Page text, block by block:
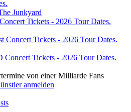
Junkyard
von einer Milliarde Fans
anmelden